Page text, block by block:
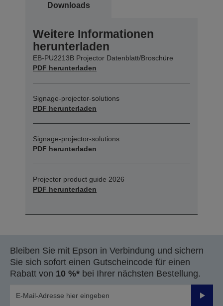
Downloads
Weitere Informationen
herunterladen
EB-PU2213B Projector Datenblatt/Broschüre
PDF herunterladen
Signage-projector-solutions
PDF herunterladen
Signage-projector-solutions
PDF herunterladen
Projector product guide 2026
PDF herunterladen
Bleiben Sie mit Epson in Verbindung und sichern
Sie sich sofort einen Gutscheincode für einen
Rabatt von 10 %* bei Ihrer nächsten Bestellung.